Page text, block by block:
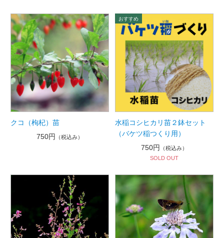
クコ（枸杞）苗
750円
（税込み）
水稲コシヒカリ苗２鉢セット
（バケツ稲つくり用）
750円
（税込み）
SOLD OUT